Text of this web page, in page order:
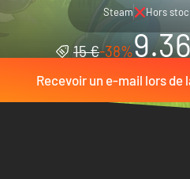
Steam Hors
15 €-38%
Recevoir un e-mail lors de